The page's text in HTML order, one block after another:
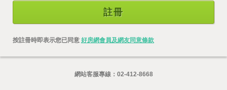
註冊
按註冊時即表示您已同意 好房網會員及網友同意條款
網站客服專線： 02-412-8668